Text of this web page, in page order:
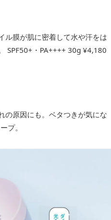
ル膜が肌に密着して水や汗をは
SPF50+・PA++++ 30g ¥4,180
の原因にも。ベタつきが気にな
プ。